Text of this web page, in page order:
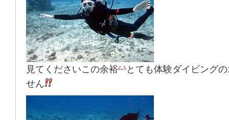
見てくださいこの余裕
とても体験ダイビング
せん